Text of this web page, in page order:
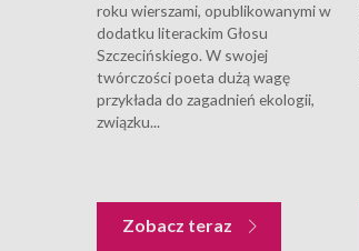
roku wierszami, opublikowanymi w
dodatku literackim Głosu
Szczecińskiego. W swojej
twórczości poeta dużą wagę
przykłada do zagadnień ekologii,
związku...
Zobacz teraz